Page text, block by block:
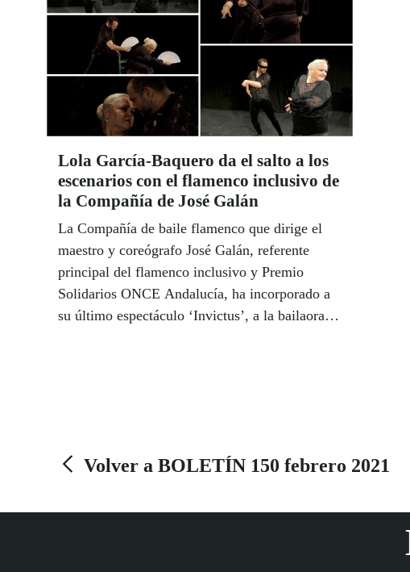
Lola García-Baquero da el salto a los
escenarios con el flamenco inclusivo de
la Compañía de José Galán
La Compañía de baile flamenco que dirige el
maestro y coreógrafo José Galán, referente
principal del flamenco inclusivo y Premio
Solidarios ONCE Andalucía, ha incorporado a
su último espectáculo ‘Invictus’, a la bailaora
arte sobre las tablas, como demuestra en el dúo
lorquiana y una belleza artística que conmueven
Volver a BOLETÍN 150 febrero 2021